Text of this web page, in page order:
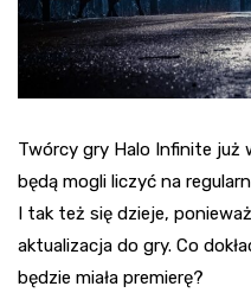
Twórcy gry Halo Infinite już
będą mogli liczyć na
I tak też się dzieje,
aktualizacja do gry. Co
będzie miała premierę?